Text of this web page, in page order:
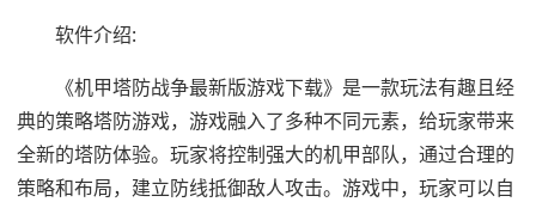
软件介绍:
《机甲塔防战争最新版游戏下载》是一款玩法有趣且经
典的策略塔防游戏，游戏融入了多种不同元素，给玩家带来
全新的塔防体验。玩家将控制强大的机甲部队，通过合理的
策略和布局，建立防线抵御敌人攻击。游戏中，玩家可以自